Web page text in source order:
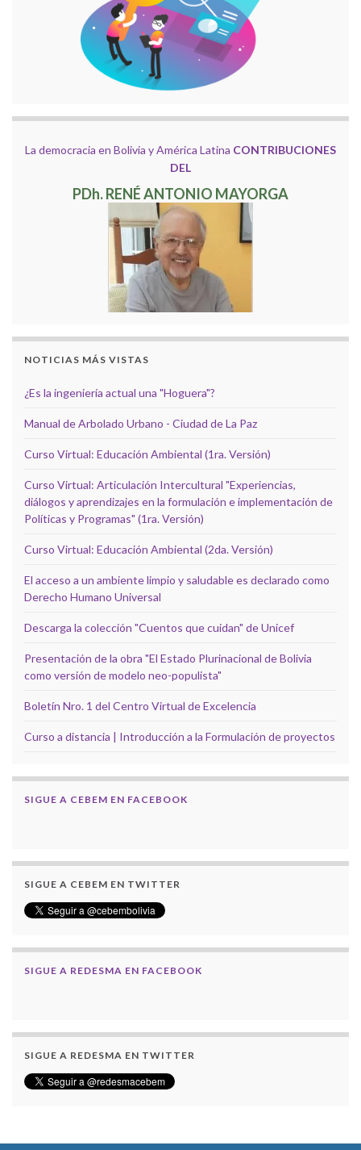
La democracia en Bolivia y América Latina CONTRIBUCIONES
DEL
PDh. RENÉ ANTONIO MAYORGA
NOTICIAS MÁS VISTAS
¿Es la ingeniería actual una "Hoguera"?
Manual de Arbolado Urbano - Ciudad de La Paz
Curso Virtual: Educación Ambiental (1ra. Versión)
Curso Virtual: Articulación Intercultural "Experiencias,
diálogos y aprendizajes en la formulación e implementación de
Políticas y Programas" (1ra. Versión)
Curso Virtual: Educación Ambiental (2da. Versión)
El acceso a un ambiente limpio y saludable es declarado como
Derecho Humano Universal
Descarga la colección "Cuentos que cuidan" de Unicef
Presentación de la obra "El Estado Plurinacional de Bolivia
como versión de modelo neo-populista"
Boletín Nro. 1 del Centro Virtual de Excelencia
Curso a distancia | Introducción a la Formulación de proyectos
SIGUE A CEBEM EN FACEBOOK
SIGUE A CEBEM EN TWITTER
SIGUE A REDESMA EN FACEBOOK
SIGUE A REDESMA EN TWITTER